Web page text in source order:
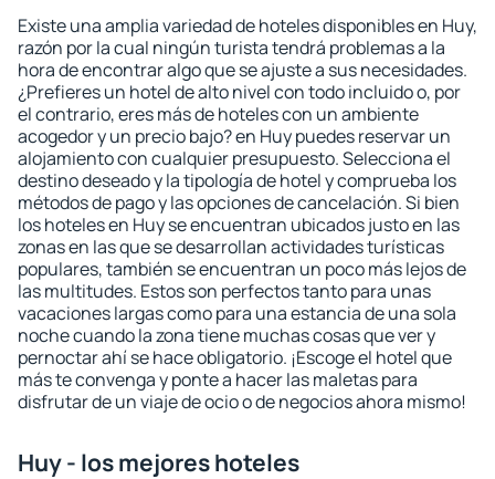
Existe una amplia variedad de hoteles disponibles en Huy,
razón por la cual ningún turista tendrá problemas a la
hora de encontrar algo que se ajuste a sus necesidades.
¿Prefieres un hotel de alto nivel con todo incluido o, por
el contrario, eres más de hoteles con un ambiente
acogedor y un precio bajo? en Huy puedes reservar un
alojamiento con cualquier presupuesto. Selecciona el
destino deseado y la tipología de hotel y comprueba los
métodos de pago y las opciones de cancelación. Si bien
los hoteles en Huy se encuentran ubicados justo en las
zonas en las que se desarrollan actividades turísticas
populares, también se encuentran un poco más lejos de
las multitudes. Estos son perfectos tanto para unas
vacaciones largas como para una estancia de una sola
noche cuando la zona tiene muchas cosas que ver y
pernoctar ahí se hace obligatorio. ¡Escoge el hotel que
más te convenga y ponte a hacer las maletas para
disfrutar de un viaje de ocio o de negocios ahora mismo!
Huy - los mejores hoteles